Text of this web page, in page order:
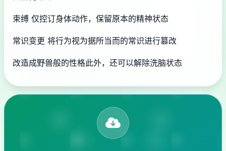
束缚 仅控订身体动作，保留原本的精神状态
常识变更 将行为视为据所当而的常识进行篡改
改造成野兽般的性格此外，还可以解除洗脑状态